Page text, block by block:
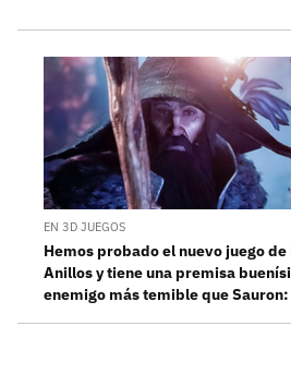
EN 3D JUEGOS
Hemos probado el nuevo juego de
Anillos y tiene una premisa
enemigo más temible que